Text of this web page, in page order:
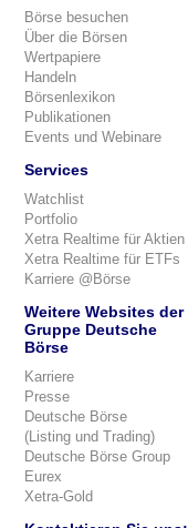
Börse besuchen
Über die Börsen
Wertpapiere
Handeln
Börsenlexikon
Publikationen
Events und Webinare
Services
Watchlist
Portfolio
Xetra Realtime für Aktien
Xetra Realtime für ETFs
Karriere @Börse
Weitere Websites der
Gruppe Deutsche
Börse
Karriere
Presse
Deutsche Börse
(Listing und Trading)
Deutsche Börse Group
Eurex
Xetra-Gold